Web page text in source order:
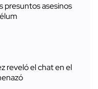
presuntos asesinos
reveló el chat en el